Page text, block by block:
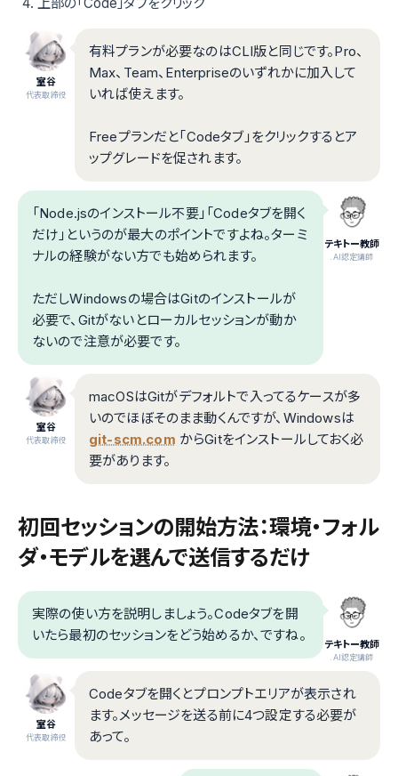
室谷
代表取締役
有料プランが必要なのはCLI版と同じです。Pro、
Max、Team、Enterpriseのいずれかに加入して
いれば使えます。
Freeプランだと「Codeタブ」をクリックするとア
ップグレードを促されます。
テキトー教師
.AI認定講師
「Node.jsのインストール不要」「Codeタブを開く
だけ」というのが最大のポイントですよね。ターミ
ナルの経験がない方でも始められます。
ただしWindowsの場合はGitのインストールが
必要で、Gitがないとローカルセッションが動か
ないので注意が必要です。
室谷
代表取締役
macOSはGitがデフォルトで入ってるケースが多
いのでほぼそのまま動くんですが、Windowsは
git-scm.com からGitをインストールしておく必
要があります。
初回セッションの開始方法：環境・フォル
ダ・モデルを選んで送信するだけ
テキトー教師
.AI認定講師
実際の使い方を説明しましょう。Codeタブを開
いたら最初のセッションをどう始めるか、ですね。
室谷
代表取締役
Codeタブを開くとプロンプトエリアが表示され
ます。メッセージを送る前に4つ設定する必要が
あって。